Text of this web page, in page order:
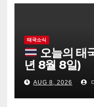
태국소식
오늘의 태
년 8월 8일)
AUG 8, 2026